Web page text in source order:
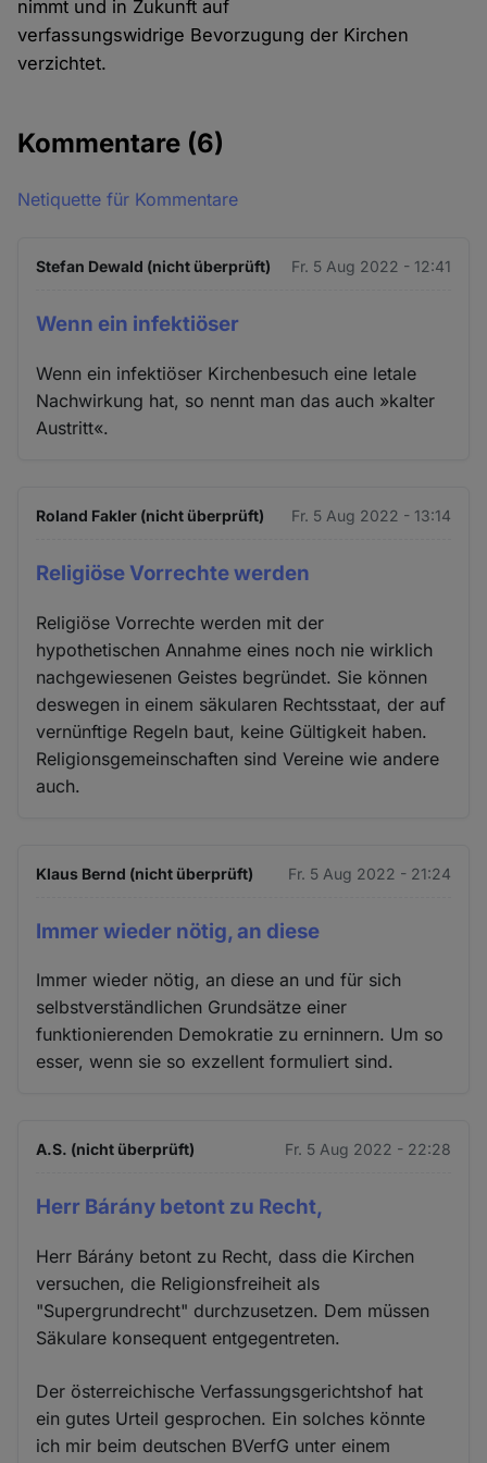
nimmt und in Zukunft auf
verfassungswidrige Bevorzugung der Kirchen
verzichtet.
Kommentare (6)
Netiquette für Kommentare
Stefan Dewald (nicht überprüft) Fr. 5 Aug 2022 - 12:41
Wenn ein infektiöser
Wenn ein infektiöser Kirchenbesuch eine letale
Nachwirkung hat, so nennt man das auch »kalter
Austritt«.
Roland Fakler (nicht überprüft) Fr. 5 Aug 2022 - 13:14
Religiöse Vorrechte werden
Religiöse Vorrechte werden mit der
hypothetischen Annahme eines noch nie wirklich
nachgewiesenen Geistes begründet. Sie können
deswegen in einem säkularen Rechtsstaat, der auf
vernünftige Regeln baut, keine Gültigkeit haben.
Religionsgemeinschaften sind Vereine wie andere
auch.
Klaus Bernd (nicht überprüft) Fr. 5 Aug 2022 - 21:24
Immer wieder nötig, an diese
Immer wieder nötig, an diese an und für sich
selbstverständlichen Grundsätze einer
funktionierenden Demokratie zu erninnern. Um so
esser, wenn sie so exzellent formuliert sind.
A.S. (nicht überprüft) Fr. 5 Aug 2022 - 22:28
Herr Bárány betont zu Recht,
Herr Bárány betont zu Recht, dass die Kirchen
versuchen, die Religionsfreiheit als
"Supergrundrecht" durchzusetzen. Dem müssen
Säkulare konsequent entgegentreten.
Der österreichische Verfassungsgerichtshof hat
ein gutes Urteil gesprochen. Ein solches könnte
ich mir beim deutschen BVerfG unter einem